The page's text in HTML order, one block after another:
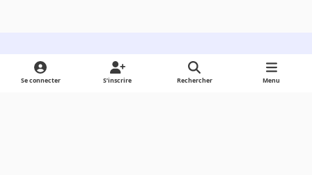
Light ModeDark ModeSystem Preference
Se connecter S’inscrire Rechercher Menu